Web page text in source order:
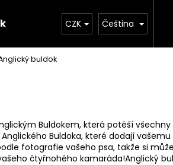
Kontakty
CZK Čeština
buldok
Buldokem, která potěší
Buldoka, které dodají
fotografie vašeho psa, takže si
čtyřnohého kamaráda!Anglický